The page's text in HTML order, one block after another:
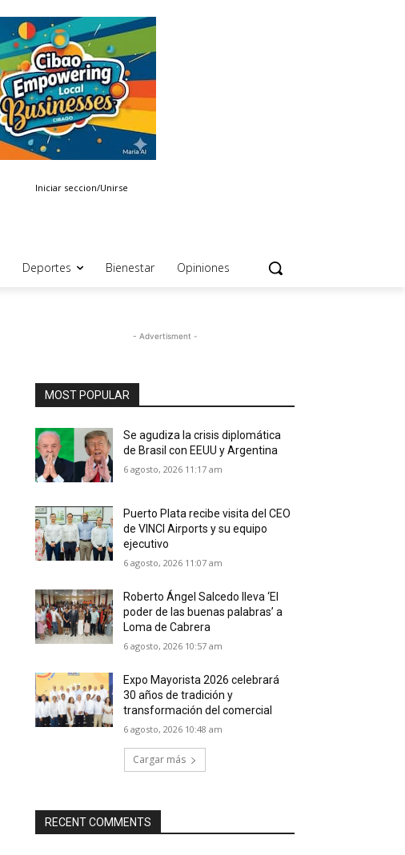
Iniciar seccion/Unirse
Deportes Bienestar Opiniones
- Advertisment -
MOST POPULAR
Se agudiza la crisis diplomática
de Brasil con EEUU y Argentina
6 agosto, 2026 11:17 am
Puerto Plata recibe visita del CEO
de VINCI Airports y su equipo
ejecutivo
6 agosto, 2026 11:07 am
Roberto Ángel Salcedo lleva ‘El
poder de las buenas palabras’ a
Loma de Cabrera
6 agosto, 2026 10:57 am
Expo Mayorista 2026 celebrará
30 años de tradición y
transformación del comercial
6 agosto, 2026 10:48 am
Cargar más
RECENT COMMENTS